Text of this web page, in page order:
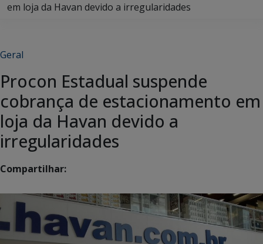
em loja da Havan devido a irregularidades
Geral
Procon Estadual suspende
cobrança de estacionamento em
loja da Havan devido a
irregularidades
Compartilhar: